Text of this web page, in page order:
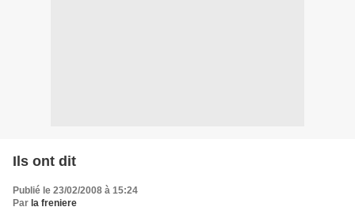
Ils ont dit
Publié le 23/02/2008 à 15:24
Par la freniere